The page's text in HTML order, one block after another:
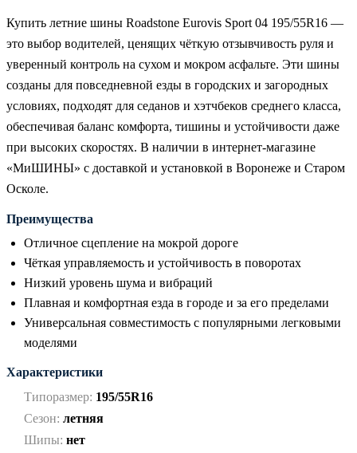
Купить летние шины Roadstone Eurovis Sport 04 195/55R16 —
это выбор водителей, ценящих чёткую отзывчивость руля и
уверенный контроль на сухом и мокром асфальте. Эти шины
созданы для повседневной езды в городских и загородных
условиях, подходят для седанов и хэтчбеков среднего класса,
обеспечивая баланс комфорта, тишины и устойчивости даже
при высоких скоростях. В наличии в интернет-магазине
«МиШИНЫ» с доставкой и установкой в Воронеже и Старом
Осколе.
Преимущества
Отличное сцепление на мокрой дороге
Чёткая управляемость и устойчивость в поворотах
Низкий уровень шума и вибраций
Плавная и комфортная езда в городе и за его пределами
Универсальная совместимость с популярными легковыми
моделями
Характеристики
Типоразмер: 195/55R16
Сезон: летняя
Шипы: нет